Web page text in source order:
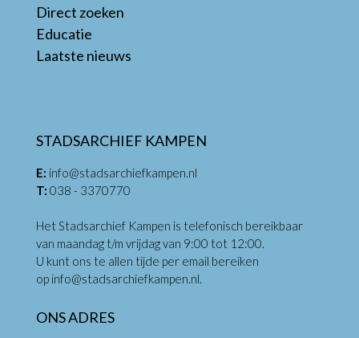
Direct zoeken
Educatie
Laatste nieuws
STADSARCHIEF KAMPEN
E: info@stadsarchiefkampen.nl
T: 038 - 3370770
Het Stadsarchief Kampen is telefonisch bereikbaar
van maandag t/m vrijdag van 9:00 tot 12:00.
U kunt ons te allen tijde per email bereiken
op info@stadsarchiefkampen.nl
ONS ADRES